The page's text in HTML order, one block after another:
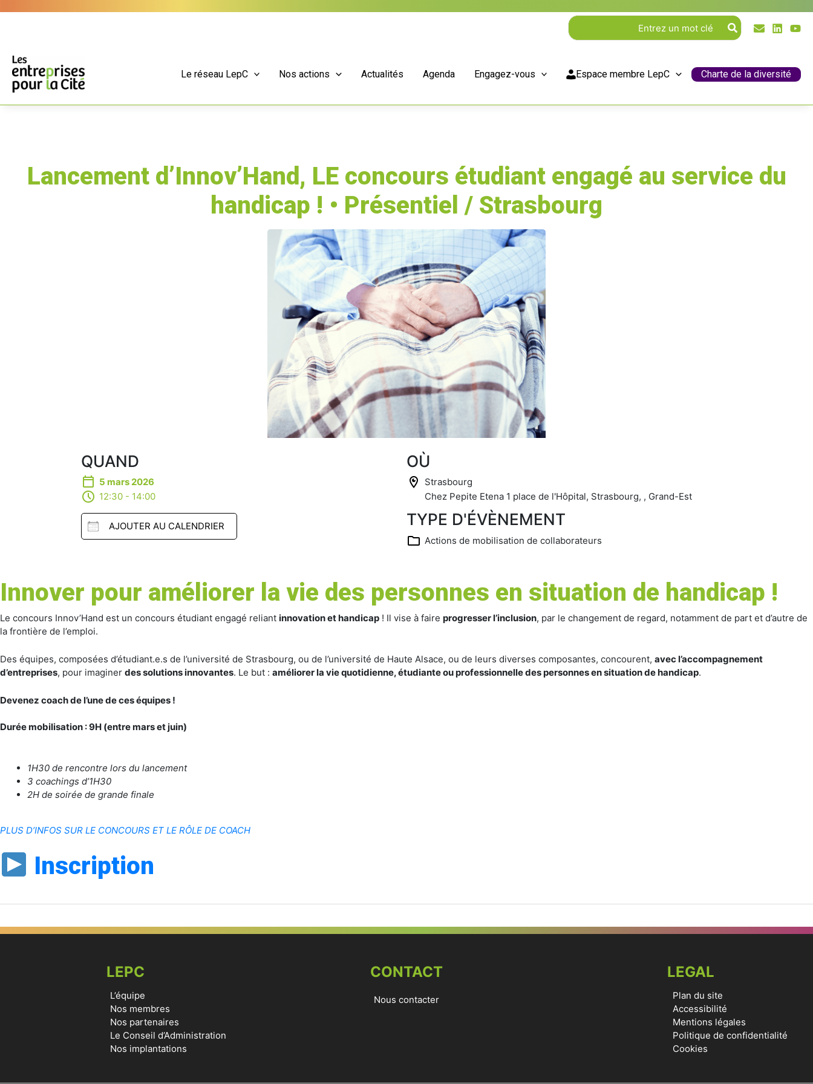
Rechercher:
Le réseau LepC Nos actions Actualités Agenda Engagez-vous Espace membre LepC Charte de la diversité
Lancement d’Innov’Hand, LE concours étudiant engagé au service du
handicap ! • Présentiel / Strasbourg
QUAND
5 mars 2026
12:30 - 14:00
AJOUTER AU CALENDRIER
Calendrier Google
iCalendar
Office 365
OÙ
Strasbourg
Chez Pepite Etena 1 place de l'Hôpital, Strasbourg, , Grand-Est
TYPE D'ÉVÈNEMENT
Actions de mobilisation de collaborateurs
Innover pour améliorer la vie des personnes en situation de handicap !
Le concours Innov’Hand est un concours étudiant engagé reliant innovation et handicap ! Il vise à faire progresser l’inclusion, par le changement de regard, notamment de part et d’autre de
la frontière de l’emploi.
Des équipes, composées d’étudiant.e.s de l’université de Strasbourg, ou de l’université de Haute Alsace, ou de leurs diverses composantes, concourent, avec l’accompagnement
d’entreprises, pour imaginer des solutions innovantes. Le but : améliorer la vie quotidienne, étudiante ou professionnelle des personnes en situation de handicap.
Devenez coach de l’une de ces équipes !
Durée mobilisation : 9H (entre mars et juin)
1H30 de rencontre lors du lancement
3 coachings d’1H30
2H de soirée de grande finale
PLUS D’INFOS SUR LE CONCOURS ET LE RÔLE DE COACH
Inscription
LEPC
L’équipe
Nos membres
Nos partenaires
Le Conseil d’Administration
Nos implantations
CONTACT
Nous contacter
LEGAL
Plan du site
Accessibilité
Mentions légales
Politique de confidentialité
Cookies